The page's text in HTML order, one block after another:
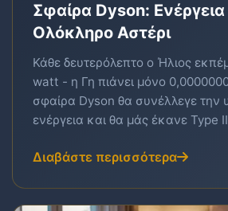
Σφαίρα Dyson:
Ολόκληρο Αστέρι
Κάθε δευτερόλεπτο ο Ήλιος
watt - η Γη πιάνει μόνο
σφαίρα Dyson θα συνέλλεγε την
ενέργεια και θα μάς έκανε Type
Διαβάστε περισσότερα